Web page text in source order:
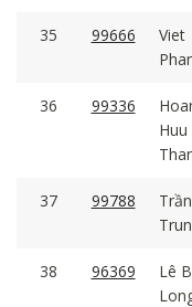
35 99666
Viet
36 99336
Huu
37 99788
Trần
38 96369
Lê